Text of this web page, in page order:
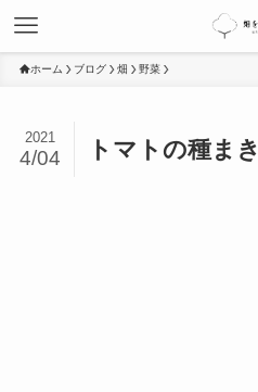
ホーム ブログ 畑 野菜
トマトの種まき
2021
4/04